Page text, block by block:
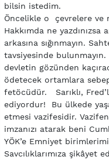
bilsin istedim.
Öncelikle o çevrelere ve
Hakkımda ne
arkasına sığınmayın.
tavsiyesinde
devletin gözünden
ödetecek ortamlara
fetöcüdür. Sarıklı,
ediyordur! Bu ülkede
etmesi vazifesidir.
imzanızı atarak beni
YÖK’e Emniyet
Savcılıklarımıza şikâyet